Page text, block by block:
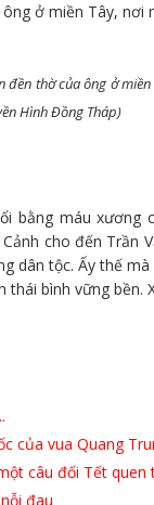
ở miền Tây, nơi
đền thờ của ông ở
Hình Đồng Tháp)
bằng máu xương
cho đến Trần
dân tộc. Ấy thế
bình vững bền.
của vua Quang
câu đối Tết quen
đau